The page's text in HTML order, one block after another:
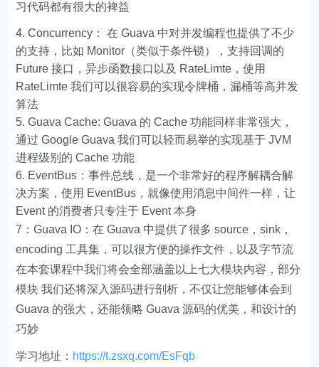
习代码都有很大的裨益
Concurrency： 在 Guava 中对并发编程也提供了不少
的支持，比如 Monitor（类似于条件锁），支持回调的
Future 接口，异步函数接口以及 RateLimte，使用
RateLimte 我们可以很容易的实现令牌桶，漏桶等高并发
算法
Guava Cache: Guava 的 Cache 功能同样非常强大，
通过 Google Guava 我们可以轻而易举的实现基于 JVM
进程级别的 Cache 功能
EventBus：事件总线，是一个非常好的程序解耦合解
决方案，使用 EventBus，就像使用消息中间件一样，让
Event 的消费者只专注于 Event 本身
7：Guava IO：在 Guava 中提供了很多 source，sink，
encoding 工具集，可以很方便的操作文件，以及字节流
在本套课程中我们将会全部涵盖以上七大模块内容，部分
模块 我们还将深入源码进行剖析，不仅让您能够体会到
Guava 的强大，还能领略 Guava 源码的优美，和设计的
巧妙
学习地址： https://t.zsxq.com/EsFqb